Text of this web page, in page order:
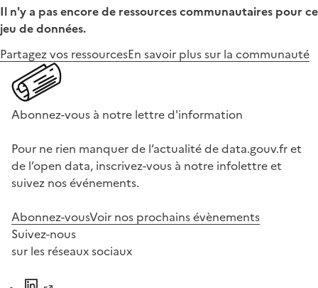
Il n'y a pas encore de ressources communautaires pour ce
jeu de données.
Partagez vos ressourcesEn savoir plus sur la communauté
Abonnez-vous à notre lettre d'information
Pour ne rien manquer de l’actualité de data.gouv.fr et
de l’open data, inscrivez-vous à notre infolettre et
suivez nos événements.
Abonnez-vousVoir nos prochains évènements
Suivez-nous
sur les réseaux sociaux